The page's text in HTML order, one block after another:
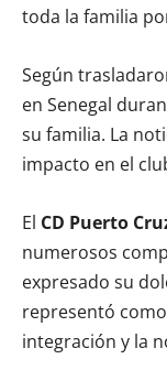
toda la familia
Según
en Senegal
su familia. La
impacto en el
El CD Puerto
numerosos
expresado su
representó
integración y la